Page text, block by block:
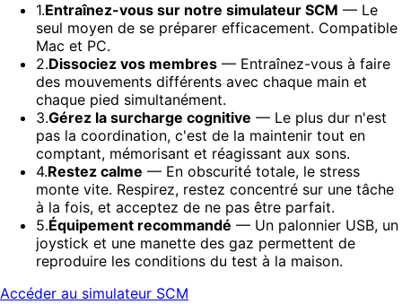
1.Entraînez-vous sur notre simulateur SCM — Le
seul moyen de se préparer efficacement. Compatible
Mac et PC.
2.Dissociez vos membres — Entraînez-vous à faire
des mouvements différents avec chaque main et
chaque pied simultanément.
3.Gérez la surcharge cognitive — Le plus dur n'est
pas la coordination, c'est de la maintenir tout en
comptant, mémorisant et réagissant aux sons.
4.Restez calme — En obscurité totale, le stress
monte vite. Respirez, restez concentré sur une tâche
à la fois, et acceptez de ne pas être parfait.
5.Équipement recommandé — Un palonnier USB, un
joystick et une manette des gaz permettent de
reproduire les conditions du test à la maison.
Accéder au simulateur SCM